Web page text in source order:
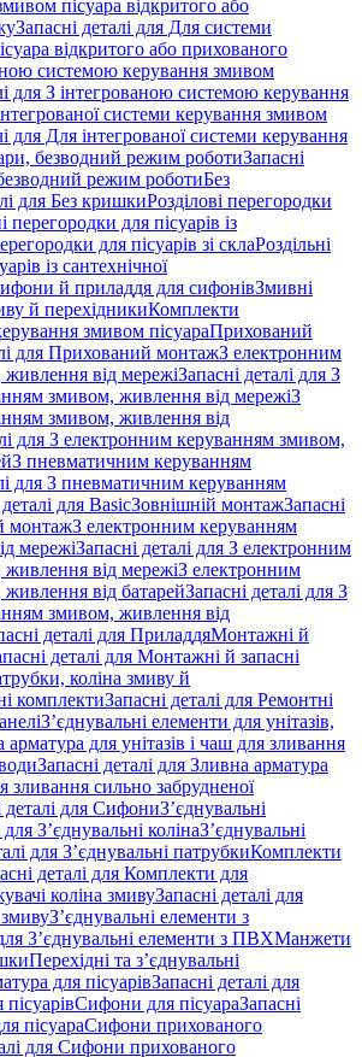
пісуара відкритого або
Запасні деталі для Для системи
відкритого або прихованого
системою керування змивом
для З інтегрованою системою керування
системи керування змивом
для Для інтегрованої системи керування
безводний режим роботиЗапасні
режим роботиБез
для Без кришкиРозділові перегородки
перегородки для пісуарів із
для пісуарів зі склаРоздільні
із сантехнічної
й приладдя для сифонівЗмивні
й перехідникиКомплекти
змивом пісуараПрихований
для Прихований монтажЗ електронним
від мережіЗапасні деталі для З
змивом, живлення від мережіЗ
змивом, живлення від
для З електронним керуванням змивом,
З пневматичним керуванням
для З пневматичним керуванням
для BasicЗовнішній монтажЗапасні
монтажЗ електронним керуванням
мережіЗапасні деталі для З електронним
від мережіЗ електронним
від батарейЗапасні деталі для З
змивом, живлення від
деталі для ПриладдяМонтажні й
деталі для Монтажні й запасні
коліна змиву й
комплектиЗапасні деталі для Ремонтні
З’єднувальні елементи для унітазів,
арматура для унітазів і чаш для зливання
Запасні деталі для Зливна арматура
зливання сильно забрудненої
деталі для СифониЗ’єднувальні
для З’єднувальні колінаЗ’єднувальні
для З’єднувальні патрубкиКомплекти
деталі для Комплекти для
коліна змивуЗапасні деталі для
З’єднувальні елементи з
З’єднувальні елементи з ПВХМанжети
Перехідні та з’єднувальні
для пісуарівЗапасні деталі для
Сифони для пісуараЗапасні
пісуараСифони прихованого
для Сифони прихованого